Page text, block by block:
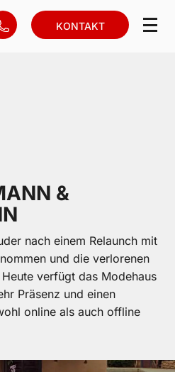
KONTAKT
&
nach einem Relaunch mit
und die verlorenen
verfügt das Modehaus
Präsenz und einen
online als auch offline